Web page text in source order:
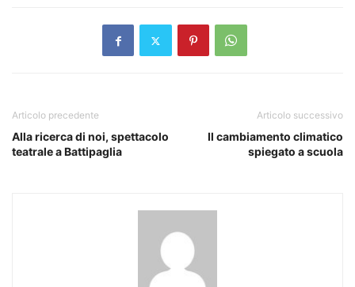
Articolo precedente
Alla ricerca di noi, spettacolo
teatrale a Battipaglia
Articolo successivo
Il cambiamento climatico
spiegato a scuola